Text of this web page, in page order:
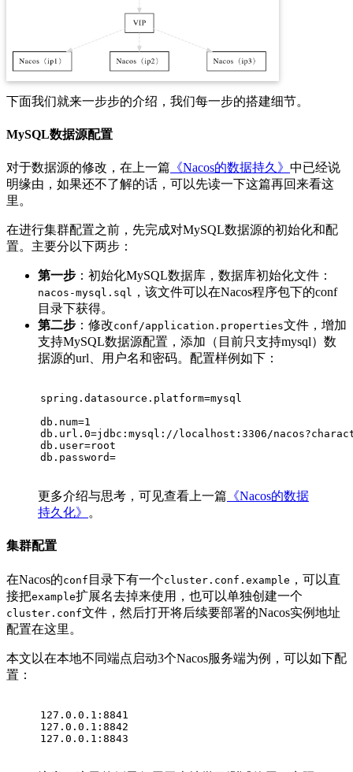
下面我们就来一步步的介绍，我们每一步的搭建细节。
MySQL数据源配置
对于数据源的修改，在上一篇 《Nacos的数据持久》 中已经说
明缘由，如果还不了解的话，可以先读一下这篇再回来看这
里。
在进行集群配置之前，先完成对MySQL数据源的初始化和配
置。主要分以下两步：
第一步 ：初始化MySQL数据库，数据库初始化文件：
nacos-mysql.sql ，该文件可以在Nacos程序包下的conf
目录下获得。
第二步 ：修改conf/application.properties文件，增加
支持MySQL数据源配置，添加（目前只支持mysql）数
据源的url、用户名和密码。配置样例如下：
spring.datasource.platform=mysql
db.num=1
db.url.0=jdbc:mysql://localhost:3306/
db.user=root
db.password=
更多介绍与思考，可见查看上一篇 《Nacos的数据
持久化》
。
集群配置
在Nacos的conf 目录下有一个cluster.conf.example ，可以直
接把example扩展名去掉来使用，也可以单独创建一个
cluster.conf文件，然后打开将后续要部署的Nacos实例地址
配置在这里。
本文以在本地不同端点启动3个Nacos服务端为例，可以如下配
置：
127.0.0.1:8841
127.0.0.1:8842
127.0.0.1:8843